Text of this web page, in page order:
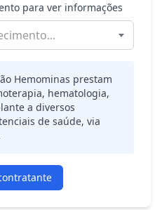
para ver informações
Hemominas prestam
hematologia,
a diversos
de saúde, via